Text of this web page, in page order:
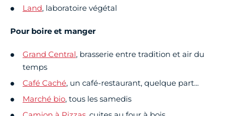
Land, laboratoire végétal
Pour boire et manger
Grand Central, brasserie entre tradition et air du
temps
Café Caché, un café-restaurant, quelque part...
Marché bio, tous les samedis